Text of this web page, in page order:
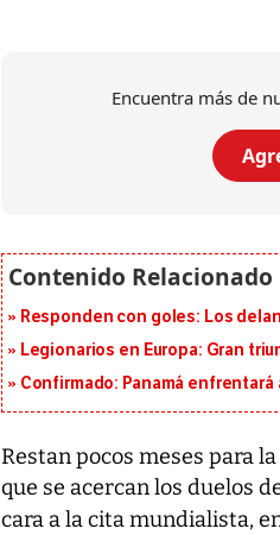
Encuentra más de
Responden con goles: Los
Legionarios en Europa: Gran
Confirmado: Panamá
Restan pocos meses para la
que se acercan los duelos
cara a la cita mundialista,